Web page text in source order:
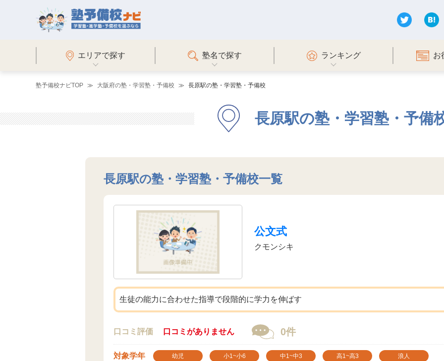
エリアで探す 塾名で探す ランキング お
塾予備校ナビTOP 大阪府の塾・学習塾・予備校 長原駅の塾・学習塾・予備校
長原駅の塾・学習塾・予備
長原駅の塾・学習塾・予備校一覧
公文式
クモンシキ
生徒の能力に合わせた指導で段階的に学力を伸ばす
口コミ評価 口コミがありません 0件
対象学年 幼児 小1~小6 中1~中3 高1~高3 浪人